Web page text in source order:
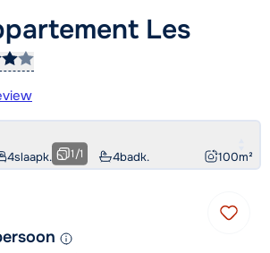
Les
4slaapk. 4badk. 100m²
1/1